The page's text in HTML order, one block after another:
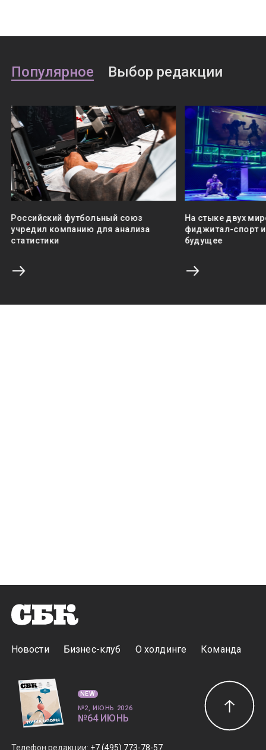
Популярное Выбор редакции
Российский футбольный союз
учредил компанию для анализа
статистики
На стыке двух
фиджитал-спорт
будущее
Новости Бизнес-клуб О холдинге Команда
Телефон редакции: +7 (495) 773-78-57
NEW
№2, ИЮНЬ 2026
№64 ИЮНЬ